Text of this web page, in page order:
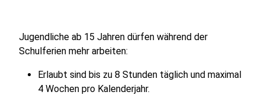
Jugendliche ab 15 Jahren dürfen während der
Schulferien mehr arbeiten:
Erlaubt sind bis zu 8 Stunden täglich und maximal
4 Wochen pro Kalenderjahr.